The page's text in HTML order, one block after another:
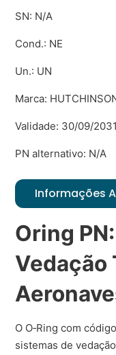
SN: N/A
Cond.: NE
Un.: UN
Marca:
Validade: 30/09/2031
PN alternativo: N/A
Informações
Oring
Vedação
O O‑Ring com
sistemas de